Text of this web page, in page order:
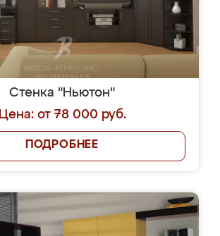
Стенка "Ньютон"
Цена: от 78 000 руб.
ПОДРОБНЕЕ